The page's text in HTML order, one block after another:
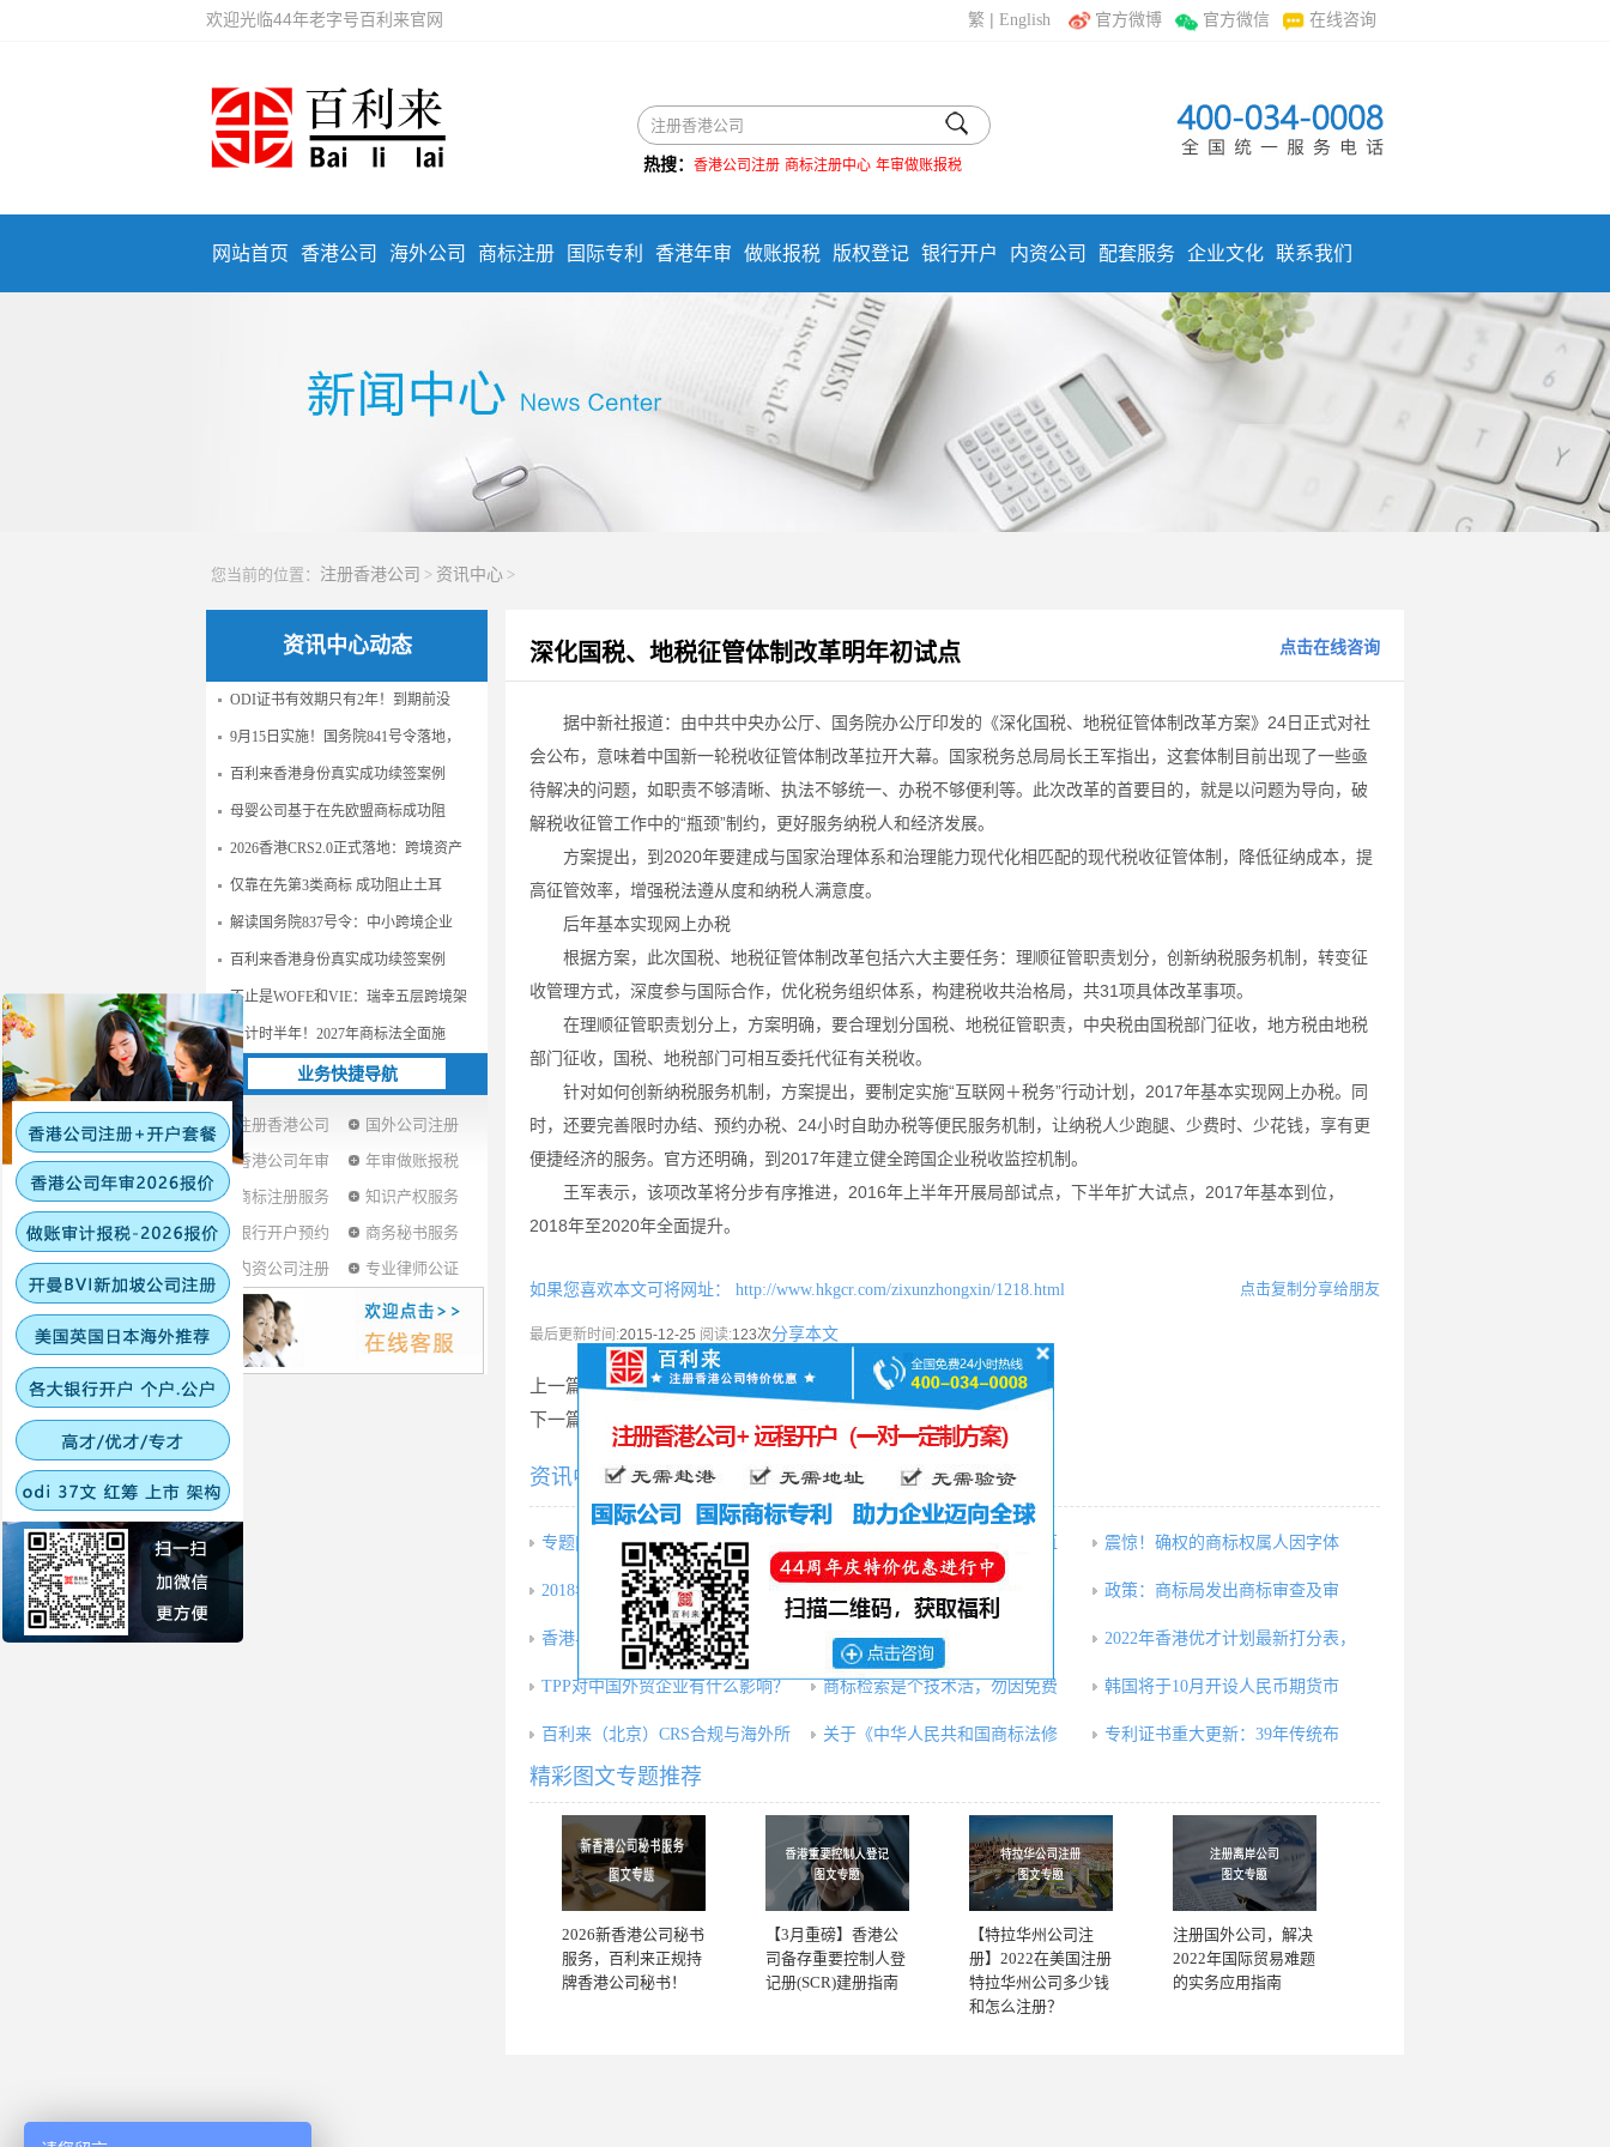
欢迎光临44年老字号百利来官网 繁 |English 官方微博 官方微信 在线咨询
热搜： 香港公司注册 商标注册中心 年审做账报税
网站首页 香港公司 海外公司 商标注册 国际专利 香港年审 做账报税 版权登记 银行开户 内资公司 配套服务 企业文化 联系我们
您当前的位置： 注册香港公司 > 资讯中心 >
资讯中心动态
ODI证书有效期只有2年！到期前没
9月15日实施！国务院841号令落地，
百利来香港身份真实成功续签案例
母婴公司基于在先欧盟商标成功阻
2026香港CRS2.0正式落地：跨境资产
仅靠在先第3类商标 成功阻止土耳
解读国务院837号令：中小跨境企业
百利来香港身份真实成功续签案例
不止是WOFE和VIE：瑞幸五层跨境架
倒计时半年！2027年商标法全面施
业务快捷导航
注册香港公司
国外公司注册
香港公司年审
年审做账报税
商标注册服务
知识产权服务
银行开户预约
商务秘书服务
内资公司注册
专业律师公证
深化国税、地税征管体制改革明年初试点 点击在线咨询
据中新社报道：由中共中央办公厅、国务院办公厅印发的《深化国税、地税征管体制改革方案》24日正式对社
会公布，意味着中国新一轮税收征管体制改革拉开大幕。国家税务总局局长王军指出，这套体制目前出现了一些亟
待解决的问题，如职责不够清晰、执法不够统一、办税不够便利等。此次改革的首要目的，就是以问题为导向，破
解税收征管工作中的“瓶颈”制约，更好服务纳税人和经济发展。
方案提出，到2020年要建成与国家治理体系和治理能力现代化相匹配的现代税收征管体制，降低征纳成本，提
高征管效率，增强税法遵从度和纳税人满意度。
后年基本实现网上办税
根据方案，此次国税、地税征管体制改革包括六大主要任务：理顺征管职责划分，创新纳税服务机制，转变征
收管理方式，深度参与国际合作，优化税务组织体系，构建税收共治格局，共31项具体改革事项。
在理顺征管职责划分上，方案明确，要合理划分国税、地税征管职责，中央税由国税部门征收，地方税由地税
部门征收，国税、地税部门可相互委托代征有关税收。
针对如何创新纳税服务机制，方案提出，要制定实施“互联网＋税务”行动计划，2017年基本实现网上办税。同
时，还要完善限时办结、预约办税、24小时自助办税等便民服务机制，让纳税人少跑腿、少费时、少花钱，享有更
便捷经济的服务。官方还明确，到2017年建立健全跨国企业税收监控机制。
王军表示，该项改革将分步有序推进，2016年上半年开展局部试点，下半年扩大试点，2017年基本到位，
2018年至2020年全面提升。
如果您喜欢本文可将网址： http://www.hkgcr.com/zixunzhongxin/1218.html 点击复制分享给朋友
最后更新时间:2015-12-25 阅读:123次分享本文
上一篇：内地与香港基金互认税收政策
下一篇： 涉互联网知识产权十大案例公布
资讯中心相关内容推荐：
专题|请收好这份“泰国投资分析 利好！境外投资者以分配利润直 震惊！确权的商标权属人因字体
2018年投资日本企业达5年来最多 政策：商标局发出商标审查及审
香港与内地「北向互换通」5.1 注册有“门路”|不止香港，新加 2022年香港优才计划最新打分表，
TPP对中国外贸企业有什么影响？ 商标检索是个技术活，勿因免费 韩国将于10月开设人民币期货市
百利来（北京）CRS合规与海外所 关于《中华人民共和国商标法修 专利证书重大更新：39年传统布
精彩图文专题推荐
2026新香港公司秘书
服务，百利来正规持
牌香港公司秘书！
【3月重磅】香港公
司备存重要控制人登
记册(SCR)建册指南
【特拉华州公司注
册】2022在美国注册
特拉华州公司多少钱
和怎么注册？
注册国外公司，解决
2022年国际贸易难题
的实务应用指南